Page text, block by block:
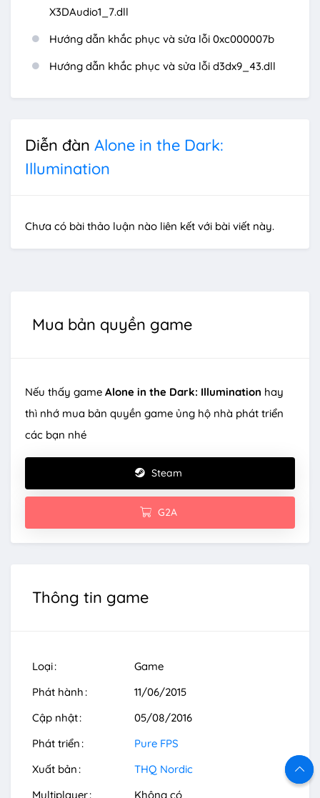
X3DAudio1_7.dll
Hướng dẫn khắc phục và sửa lỗi 0xc000007b
Hướng dẫn khắc phục và sửa lỗi d3dx9_43.dll
Diễn đàn Alone in the Dark:
Illumination
Chưa có bài thảo luận nào liên kết với bài viết này.
Mua bản quyền game
Nếu thấy game Alone in the Dark: Illumination hay
thì nhớ mua bản quyền game ủng hộ nhà phát triển
các bạn nhé
Steam
G2A
Thông tin game
Loại
Game
Phát hành
11/06/2015
Cập nhật
05/08/2016
Phát triển
Pure FPS
Xuất bản
THQ Nordic
Multiplayer
Không có